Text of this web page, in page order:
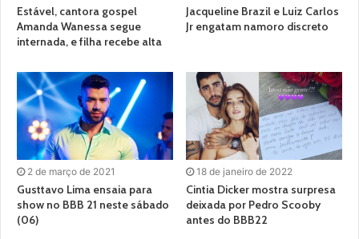
Estável, cantora gospel
Amanda Wanessa segue
internada, e filha recebe alta
Jacqueline Brazil e Luiz Carlos
Jr engatam namoro discreto
2 de março de 2021
Gusttavo Lima ensaia para
show no BBB 21 neste sábado
(06)
18 de janeiro de 2022
Cintia Dicker mostra surpresa
deixada por Pedro Scooby
antes do BBB22